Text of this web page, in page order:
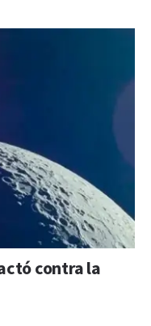
contra la